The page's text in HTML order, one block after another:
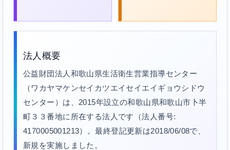
法人概要
公益財団法人和歌山県生活衛生営業指導センター
（ワカヤマケンセイカツエイセイエイギョウシドウ
センター）は、2015年設立の和歌山県和歌山市卜半
町３３番地に所在する法人です（法人番号:
4170005001213）。最終登記更新は2018/06/08で、
新規を実施しました。